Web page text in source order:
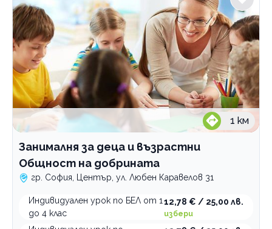
1 км
Занималня за деца и възрастни
Общност на добрината
гр. София, Център, ул. Любен Каравелов 31
Индивидуален урок по БЕЛ от 1
до 4 клас
12,78 € / 25,00 лв.
избери